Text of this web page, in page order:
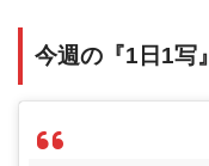
今週の『1日1写』